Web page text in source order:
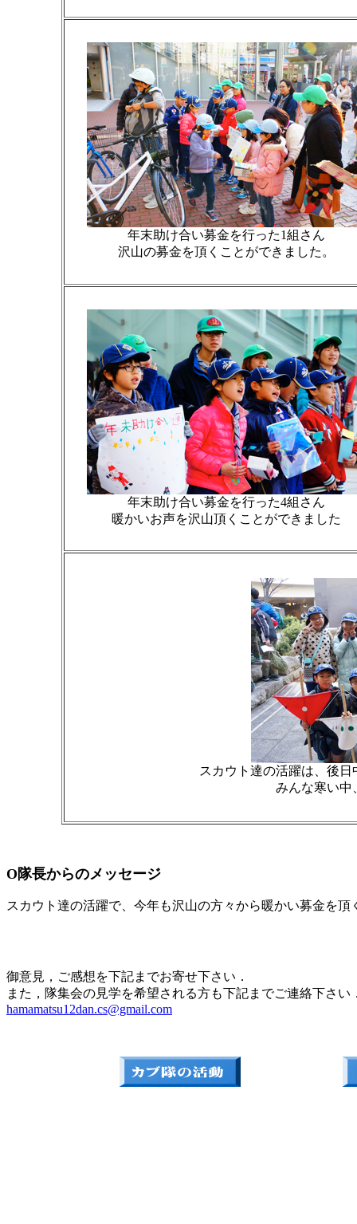
年末助け合い募金を行った1組さん
沢山の募金を頂くことができました。
年末助け合い募金を行った4組さん
暖かいお声を沢山頂くことができました
スカウト達の活躍は、後
みんな寒い中
O隊長からのメッセージ
スカウト達の活躍で、今年も沢山の方々から暖かい募金を
御意見，ご感想を下記までお寄せ下さい．
また，隊集会の見学を希望される方も下記までご連絡下さい
hamamatsu12dan.cs@gmail.com